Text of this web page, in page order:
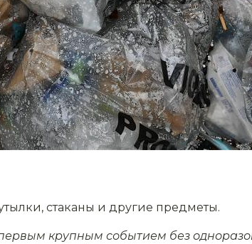
стаканы и другие предметы.
крупным событием без